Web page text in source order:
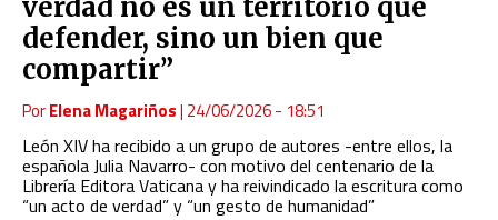
verdad no es un territorio que
defender, sino un bien que
compartir”
PorElena Magariños| 24/06/2026 - 18:51
León XIV ha recibido a un grupo de autores -entre ellos, la
española Julia Navarro- con motivo del centenario de la
Librería Editora Vaticana y ha reivindicado la escritura como
“un acto de verdad” y “un gesto de humanidad”